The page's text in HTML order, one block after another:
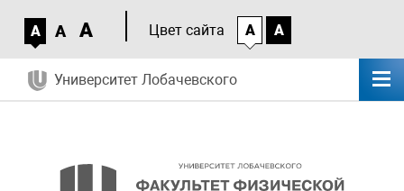
A A A Цвет сайта A A
Университет Лобачевского